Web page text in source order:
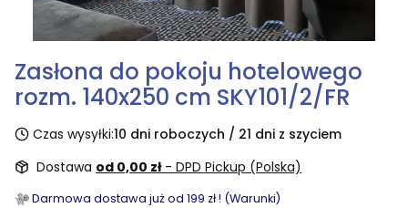
Zasłona do pokoju hotelowego
rozm. 140x250 cm SKY101/2/FR
Czas wysyłki:10 dni roboczych / 21 dni z szyciem
Dostawa od 0,00 zł - DPD Pickup (Polska)
Darmowa dostawa już od 199 zł ! (Warunki)